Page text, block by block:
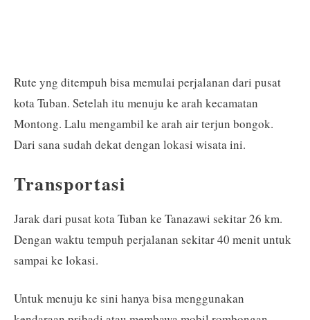
Rute yng ditempuh bisa memulai perjalanan dari pusat
kota Tuban. Setelah itu menuju ke arah kecamatan
Montong. Lalu mengambil ke arah air terjun bongok.
Dari sana sudah dekat dengan lokasi wisata ini.
Transportasi
Jarak dari pusat kota Tuban ke Tanazawi sekitar 26 km.
Dengan waktu tempuh perjalanan sekitar 40 menit untuk
sampai ke lokasi.
Untuk menuju ke sini hanya bisa menggunakan